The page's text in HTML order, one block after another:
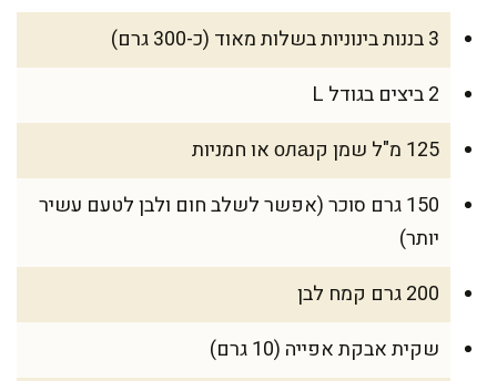
3 בננות בינוניות בשלות מאוד (כ-300 גרם)
2 ביצים בגודל L
125 מ"ל שמן קנола או חמניות
150 גרם סוכר (אפשר לשלב חום ולבן לטעם עשיר
יותר)
200 גרם קמח לבן
שקית אבקת אפייה (10 גרם)